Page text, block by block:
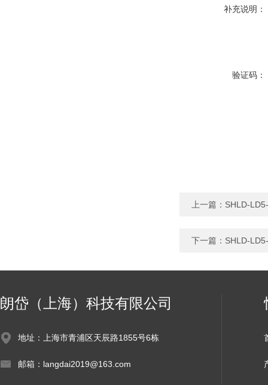
补充说明：
验证码：
上一篇： SHLD-
下一篇： SHLD-
朗岱（上海）科技有限公司
地址：上海市青浦区天辰路1855号6栋
邮箱：langdai2019@163.com